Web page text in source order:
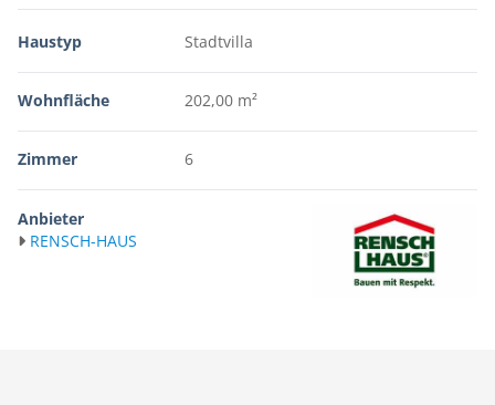
Haustyp Stadtvilla
Wohnfläche 202,00 m²
Zimmer 6
Anbieter
RENSCH-HAUS